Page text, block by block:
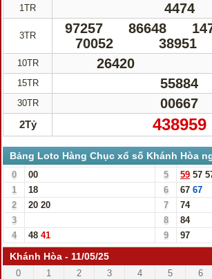
1TR 4474
3TR 97257 86648
70052
38951
10TR 26420
15TR 55884
30TR 00667
2Tỷ 438959
Bảng Loto Hàng Chục xổ số Khánh Hòa
0 00 5 59 57
1
18 6 67 67
2
20 20 7
74
3
8
84
4
48 41 9 97
Khánh Hòa - 11/05/25
0 1 2 3 4 5 6